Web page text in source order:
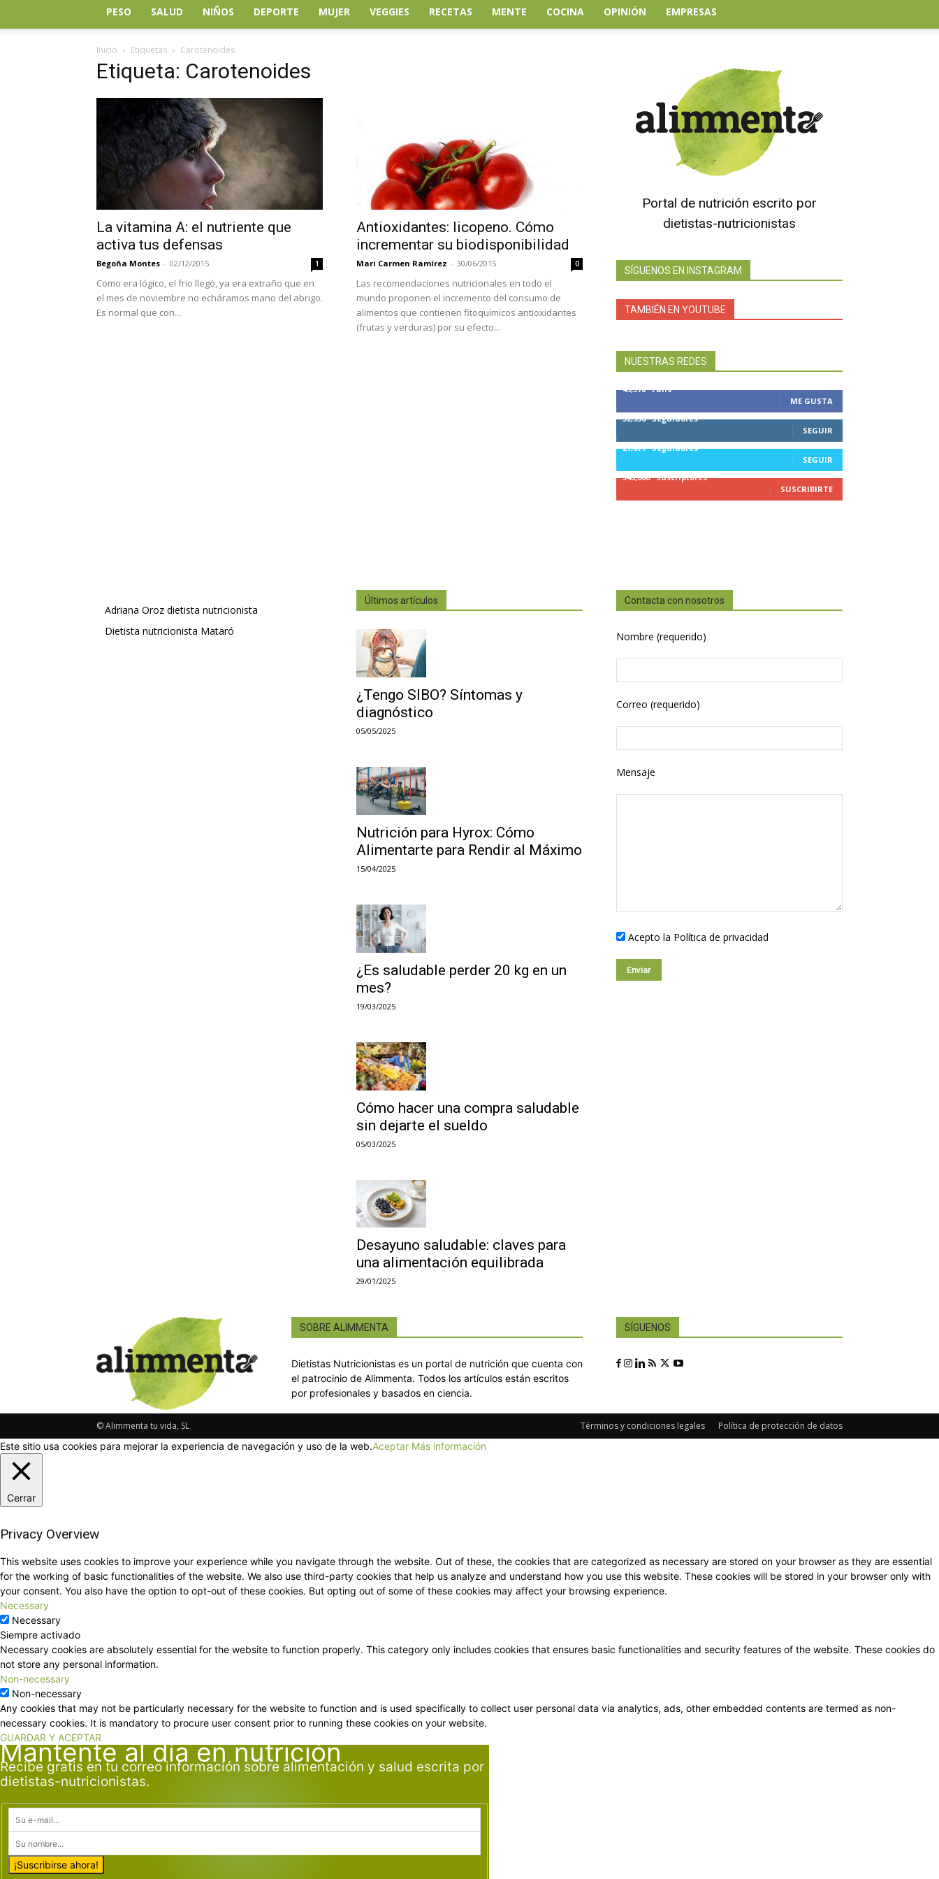
PESO SALUD NIÑOS DEPORTE MUJER VEGGIES RECETAS MENTE COCINA OPINIÓN EMPRESAS
Inicio Etiquetas Carotenoides
Etiqueta: Carotenoides
La vitamina A: el nutriente que
activa tus defensas
Begoña Montes - 02/12/2015 1
Como era lógico, el frio llegó, ya era extraño que en
el mes de noviembre no echáramos mano del abrigo.
Es normal que con...
Antioxidantes: licopeno. Cómo
incrementar su biodisponibilidad
Mari Carmen Ramírez - 30/06/2015 0
Las recomendaciones nutricionales en todo el
mundo proponen el incremento del consumo de
alimentos que contienen fitoquímicos antioxidantes
(frutas y verduras) por su efecto...
Portal de nutrición escrito por
dietistas-nutricionistas
SÍGUENOS EN INSTAGRAM
TAMBIÉN EN YOUTUBE
NUESTRAS REDES
49,578 Fans
ME GUSTA
32,950 Seguidores
SEGUIR
27,671 Seguidores
SEGUIR
545,000 Suscriptores
SUSCRIBIRTE
Adriana Oroz dietista nutricionista
Dietista nutricionista Mataró
Últimos artículos
¿Tengo SIBO? Síntomas y
diagnóstico
05/05/2025
Nutrición para Hyrox: Cómo
Alimentarte para Rendir al Máximo
15/04/2025
¿Es saludable perder 20 kg en un
mes?
19/03/2025
Cómo hacer una compra saludable
sin dejarte el sueldo
05/03/2025
Desayuno saludable: claves para
una alimentación equilibrada
29/01/2025
Contacta con nosotros
Nombre (requerido)
Correo (requerido)
Mensaje
Acepto la Política de privacidad
SOBRE ALIMMENTA
Dietistas Nutricionistas es un portal de nutrición que cuenta con
el patrocinio de Alimmenta. Todos los artículos están escritos
por profesionales y basados en ciencia.
SÍGUENOS
Términos y condiciones legales Política de protección de datos
© Alimmenta tu vida, SL
Este sitio usa cookies para mejorar la experiencia de navegación y uso de la web.Aceptar Más información
Cerrar
Privacy Overview
This website uses cookies to improve your experience while you navigate through the website. Out of these, the cookies that are categorized as necessary are stored on your browser as they are essential
for the working of basic functionalities of the website. We also use third-party cookies that help us analyze and understand how you use this website. These cookies will be stored in your browser only with
your consent. You also have the option to opt-out of these cookies. But opting out of some of these cookies may affect your browsing experience.
Necessary
Necessary
Siempre activado
Necessary cookies are absolutely essential for the website to function properly. This category only includes cookies that ensures basic functionalities and security features of the website. These cookies do
not store any personal information.
Non-necessary
Non-necessary
Any cookies that may not be particularly necessary for the website to function and is used specifically to collect user personal data via analytics, ads, other embedded contents are termed as non-
necessary cookies. It is mandatory to procure user consent prior to running these cookies on your website.
GUARDAR Y ACEPTAR
Mantente al día en nutrición
Recibe gratis en tu correo información sobre alimentación y salud escrita por
dietistas-nutricionistas.
¡Suscribirse ahora!